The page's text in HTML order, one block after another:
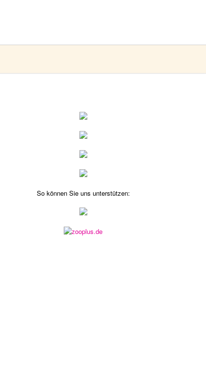
So können Sie uns unterstützen: